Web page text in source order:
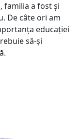
familia a fost și
De câte ori am
educației
să-și